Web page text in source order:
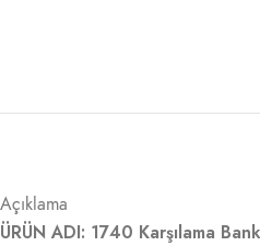
Açıklama
ÜRÜN ADI: 1740 Karşılama